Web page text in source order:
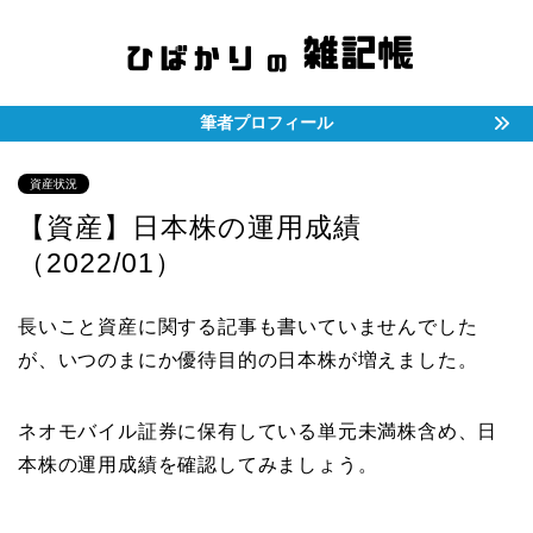
筆者プロフィール
資産状況
【資産】日本株の運用成績
（2022/01）
長いこと資産に関する記事も書いていませんでした
が、いつのまにか優待目的の日本株が増えました。
ネオモバイル証券に保有している単元未満株含め、日
本株の運用成績を確認してみましょう。